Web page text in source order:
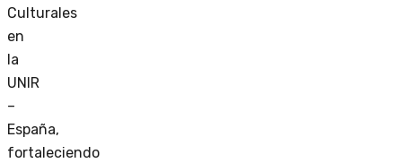
Culturales
en
la
UNIR
–
España,
fortaleciendo